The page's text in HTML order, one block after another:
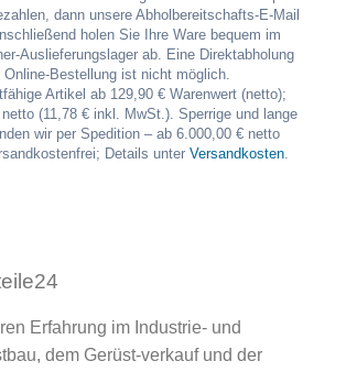
dann unsere Abholbereitschafts-E-Mail
holen Sie Ihre Ware bequem im
Auslieferungslager ab. Eine Direktabholung
Online-Bestellung ist nicht möglich.
Artikel ab 129,90 € Warenwert (netto);
(11,78 € inkl. MwSt.). Sperrige und lange
wir per Spedition – ab 6.000,00 € netto
Details unter Versandkosten.
Erfahrung im Industrie- und
dem Gerüst-verkauf und der